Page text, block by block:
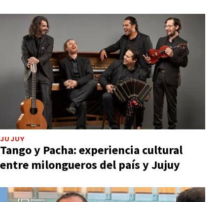
JUJUY
Tango y Pacha: experiencia cultural
entre milongueros del país y Jujuy